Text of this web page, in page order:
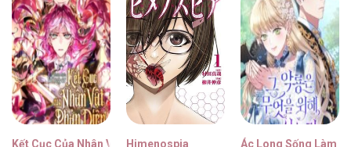
Kết Cục Của Nhân Vật Phản Diện Chỉ Có Thể Là Cái Chết
Himenospia Ác Long Sống Làm